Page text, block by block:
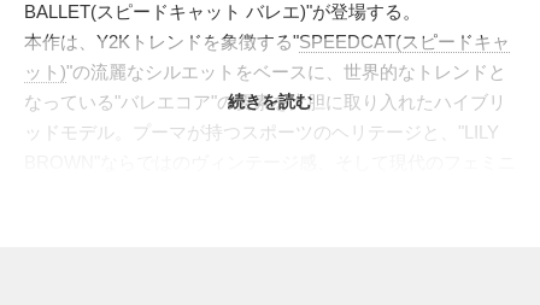
BALLET(スピードキャット バレエ)"が登場する。
本作は、Y2Kトレンドを象徴する"SPEEDCAT(スピードキャ
ット)"の流麗なシルエットをベースに、世界的なトレンドと
なっている"バレエコア"の要素を大胆に取り入れたハイブリ
ッドモデル。プーマが持つスポーツのヘリテージと、"LILY
続きを読む